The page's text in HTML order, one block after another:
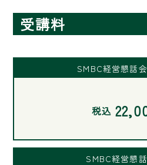
受講料
SMBC経営懇話
税込
SMBC経営懇